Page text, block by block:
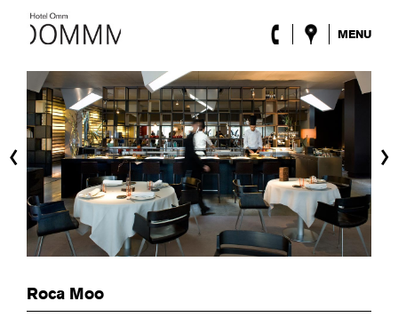
MENU
l’Hôtel
Chambres
Roca Barcelona
Spa
Terrasse
Lobby & Club
Évènements
Promotions
Blog
‹ ›
Roca Moo